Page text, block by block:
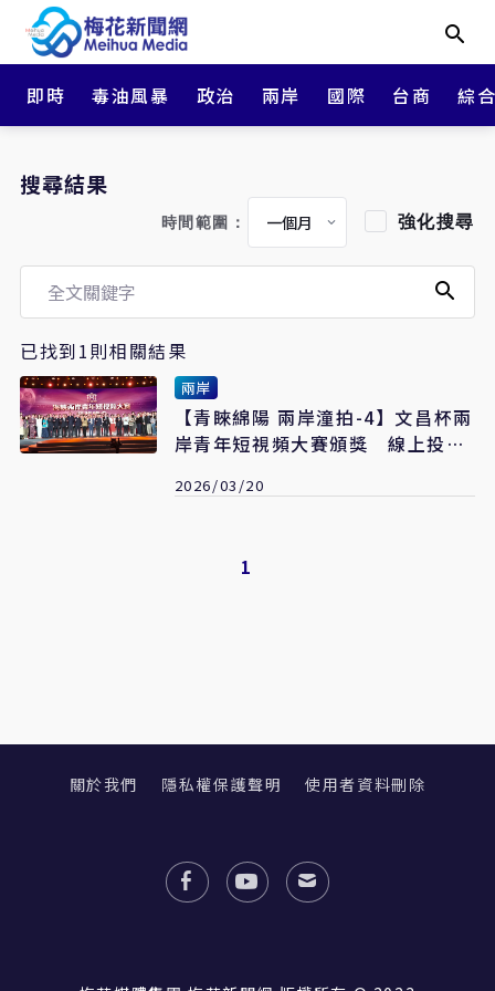
即時 毒油風暴 政治 兩岸 國際 台商 綜
搜尋結果
時間範圍： 強化搜尋
已找到1則相關結果
兩岸
【青睞綿陽 兩岸潼拍-4】文昌杯兩
岸青年短視頻大賽頒獎 線上投稿
2026/03/20
1
關於我們 隱私權保護聲明 使用者資料刪除